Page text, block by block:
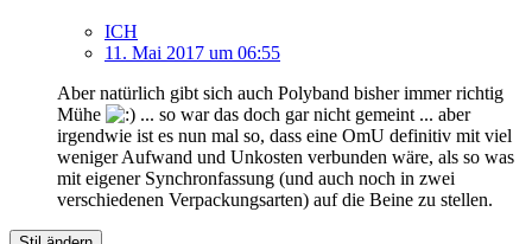
ICH
11. Mai 2017 um 06:55
Aber natürlich gibt sich auch Polyband bisher immer richtig
Mühe
... so war das doch gar nicht gemeint ... aber
irgendwie ist es nun mal so, dass eine OmU definitiv mit viel
weniger Aufwand und Unkosten verbunden wäre, als so was
mit eigener Synchronfassung (und auch noch in zwei
verschiedenen Verpackungsarten) auf die Beine zu stellen.